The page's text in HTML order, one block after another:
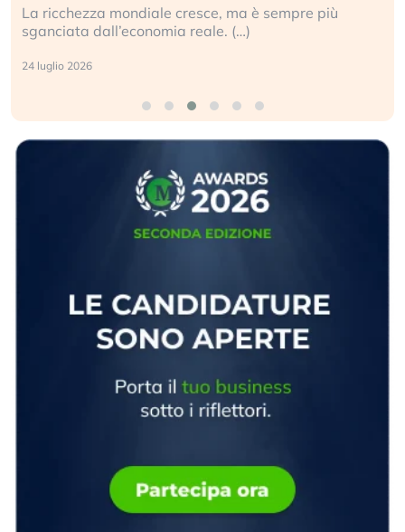
La ricchezza mondiale cresce, ma è sempre più
sganciata dall’economia reale. (…)
24 luglio 2026